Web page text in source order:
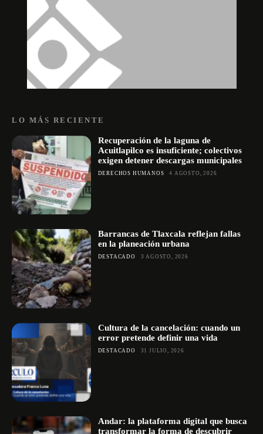
LO MÁS RECIENTE
Recuperación de la laguna de
Acuitlapilco es insuficiente; colectivos
exigen detener descargas municipales
DERECHOS HUMANOS 4 AGOSTO, 2026
Barrancas de Tlaxcala reflejan fallas
en la planeación urbana
DESTACADO 3 AGOSTO, 2026
Cultura de la cancelación: cuando un
error pretende definir una vida
DESTACADO 31 JULIO, 2026
Andar: la plataforma digital que busca
transformar la forma de descubrir